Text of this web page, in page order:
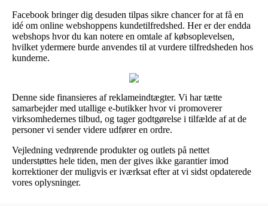
Facebook bringer dig desuden tilpas sikre chancer for at få en
idé om online webshoppens kundetilfredshed. Her er der endda
webshops hvor du kan notere en omtale af købsoplevelsen,
hvilket ydermere burde anvendes til at vurdere tilfredsheden hos
kunderne.
Denne side finansieres af reklameindtægter. Vi har tætte
samarbejder med utallige e-butikker hvor vi promoverer
virksomhedernes tilbud, og tager godtgørelse i tilfælde af at de
personer vi sender videre udfører en ordre.
Vejledning vedrørende produkter og outlets på nettet
understøttes hele tiden, men der gives ikke garantier imod
korrektioner der muligvis er iværksat efter at vi sidst opdaterede
vores oplysninger.